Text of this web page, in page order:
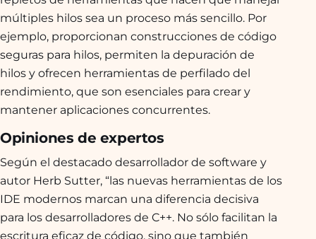
múltiples hilos sea un proceso más sencillo. Por
ejemplo, proporcionan construcciones de código
seguras para hilos, permiten la depuración de
hilos y ofrecen herramientas de perfilado del
rendimiento, que son esenciales para crear y
mantener aplicaciones concurrentes.
Opiniones de expertos
Según el destacado desarrollador de software y
autor Herb Sutter, “las nuevas herramientas de los
IDE modernos marcan una diferencia decisiva
para los desarrolladores de C++. No sólo facilitan la
escritura eficaz de código, sino que también